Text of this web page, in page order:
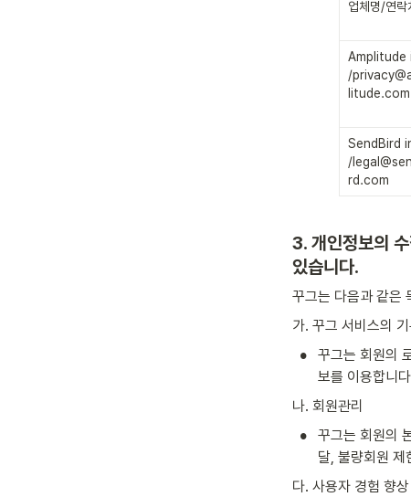
업체명/연락
Amplitude
/
litude.com
SendBird
/
rd.com
3. 개인정보의
있습니다.
꾸그는 다음과 같은
가. 꾸그 서비스의
•
꾸그는 회원의
보를 이용합니
나. 회원관리
•
꾸그는 회원의
달, 불량회원 제
다. 사용자 경험 향